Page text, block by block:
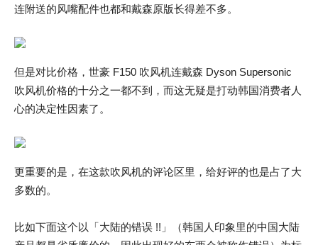
连附送的风嘴配件也都和戴森原版长得差不多。
但是对比价格，世豪 F150 吹风机连戴森 Dyson Supersonic
吹风机价格的十分之一都不到，而这无疑是打动韩国消费者人
心的决定性因素了。
更重要的是，在这款吹风机的评论区里，给好评的也是占了大
多数的。
比如下面这个以「大陆的错误 !!」（韩国人印象里的中国大陆